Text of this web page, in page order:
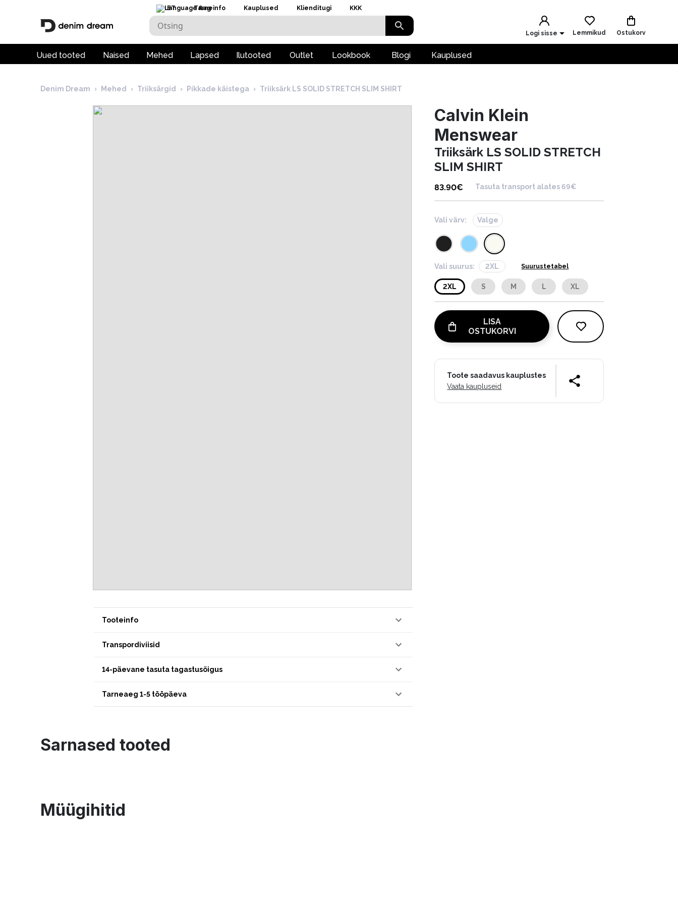
ET Tarneinfo Kauplused Klienditugi KKK
Logi sisse Lemmikud Ostukorv
Uued tooted Naised Mehed Lapsed Ilutooted Outlet Lookbook Blogi Kauplused
Denim Dream › Mehed › Triiksärgid › Pikkade käistega › Triiksärk LS SOLID STRETCH SLIM SHIRT
Tooteinfo
Transpordiviisid
14-päevane tasuta tagastusõigus
Tarneaeg 1-5 tööpäeva
Calvin Klein
Menswear
Triiksärk LS SOLID STRETCH
SLIM SHIRT
83.90€ Tasuta transport alates 69€
Vali värv: Valge
Vali suurus: 2XL Suurustetabel
2XL S M L XL
LISA
OSTUKORVI
Toote saadavus kauplustes
Vaata kaupluseid
Sarnased tooted
Müügihitid